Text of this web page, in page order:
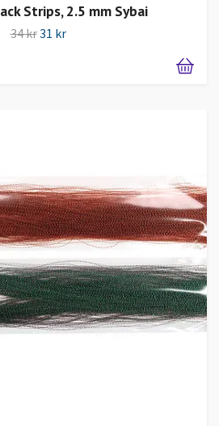
Strips, 2.5 mm Sybai
34 kr31 kr